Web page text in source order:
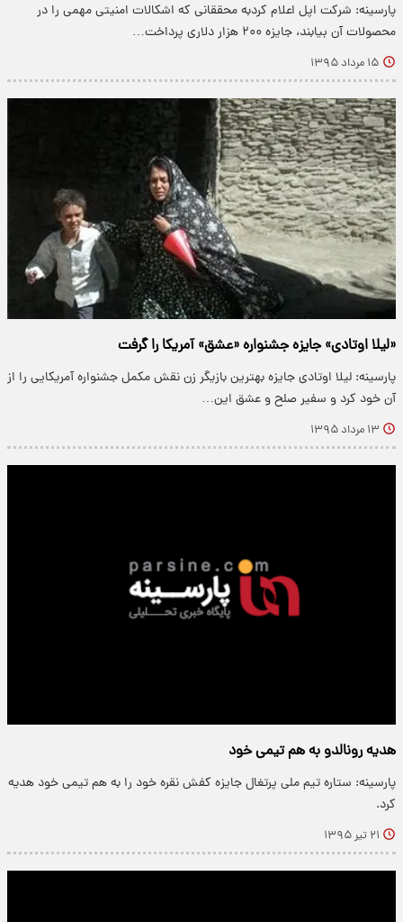
پارسینه: شرکت اپل اعلام کردبه محققانی که اشکالات امنیتی مهمی را در
محصولات آن بیابند، جایزه ۲۰۰ هزار دلاری پرداخت…
۱۵ مرداد ۱۳۹۵
«لیلا اوتادی» جایزه جشنواره «عشق» آمریکا را گرفت
پارسینه: لیلا اوتادی جایزه بهترین بازیگر زن نقش مکمل جشنواره آمریکایی را از
آن خود کرد و سفیر صلح و عشق این…
۱۳ مرداد ۱۳۹۵
هدیه رونالدو به هم تیمی خود
پارسینه: ستاره تیم ملی پرتغال جایزه کفش نقره خود را به هم تیمی خود هدیه
کرد.
۲۱ تیر ۱۳۹۵